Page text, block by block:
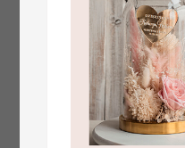
usadzenie gości na
weselu, tablica
informacyjna dla
gości weselnych,
plan stołów na
weselu ze zdjęciem